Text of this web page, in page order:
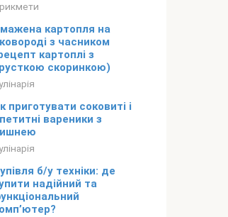
картопля на
з часником
картоплі з
скоринкою)
приготувати соковиті і
вареники з
б/у техніки: де
надійний та